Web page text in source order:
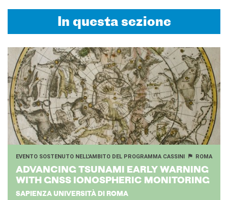
In questa sezione
EVENTO SOSTENUTO NELL'AMBITO DEL PROGRAMMA CASSINI ROMA
AD­VAN­CING TSU­NA­MI EARLY WAR­NING
WITH GNSS IO­NO­SPHE­RIC MO­NI­TO­RING
SAPIENZA UNIVERSITÀ DI ROMA